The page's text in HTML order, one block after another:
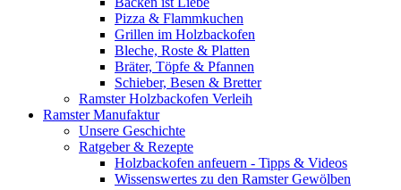
Pizza & Flammkuchen
Grillen im Holzbackofen
Bleche, Roste & Platten
Bräter, Töpfe & Pfannen
Schieber, Besen & Bretter
Ramster Holzbackofen Verleih
Ramster Manufaktur
Unsere Geschichte
Ratgeber & Rezepte
Holzbackofen anfeuern - Tipps & Videos
Wissenswertes zu den Ramster Gewölben